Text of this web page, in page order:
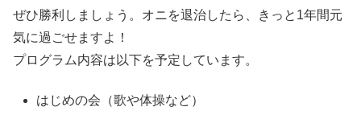
ぜひ勝利しましょう。オニを退治したら、きっと1年間元
気に過ごせますよ！
プログラム内容は以下を予定しています。
はじめの会（歌や体操など）